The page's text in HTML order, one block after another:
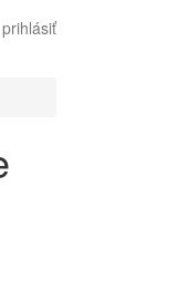
prihlásiť